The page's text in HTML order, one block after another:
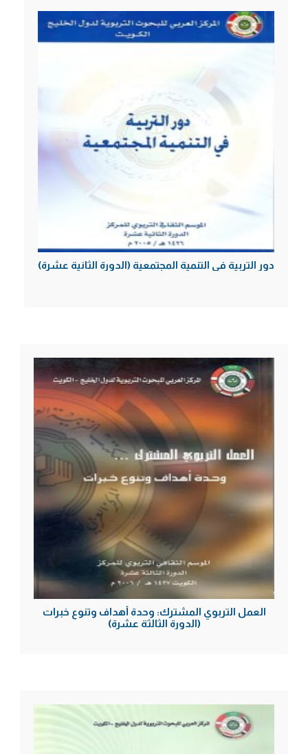
دور التربية في التنمية المجتمعية (الدورة الثانية عشرة)
العمل التربوي المشترك: وحدة أهداف وتنوع خبرات
(الدورة الثالثة عشرة)